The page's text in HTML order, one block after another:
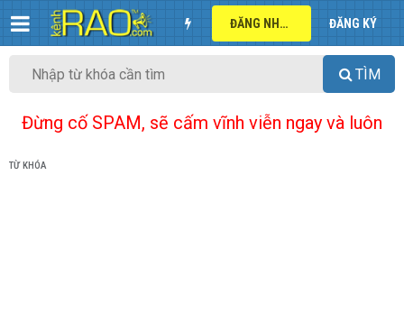
ĐĂNG NHẬP ĐĂNG KÝ
TÌM
Đừng cố SPAM, sẽ cấm vĩnh viễn ngay và luôn
TỪ KHÓA